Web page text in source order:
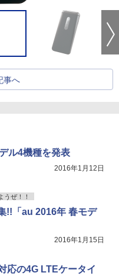
事へ
ル4機種を発表
2016年1月12日
うぜ！！
「au 2016年 春モデ
2016年1月15日
応の4G LTEケータイ